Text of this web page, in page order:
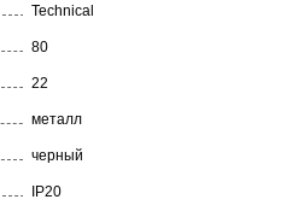
Technical
80
22
металл
черный
IP20